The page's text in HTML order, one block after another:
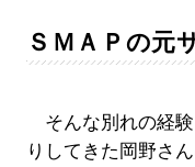
ＳＭＡＰの元
そんな別れの経験
りしてきた岡野さ